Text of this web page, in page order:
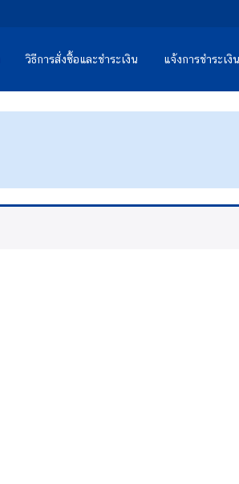
วิธีการสั่งซื้อและชำระเงิน แจ้งการชำระเงิน